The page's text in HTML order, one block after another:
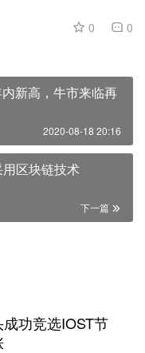
0 0
新高，牛市来临再
2020-08-18 20:16
区块链技术
下一篇
功竞选IOST节